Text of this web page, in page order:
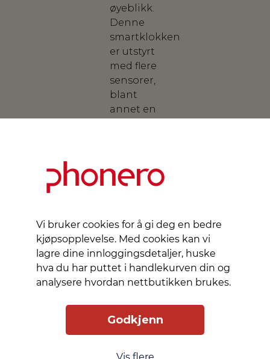
Vi bruker cookies for å gi deg en bedre
kjøpsopplevelse. Med cookies kan vi
lagre dine innloggingsdetaljer, huske
hva du har puttet i handlekurven din og
analysere hvordan nettbutikken brukes.
Godkjenn
øyeblikk.
Denne
smartklokken
er utstyrt
med flere
sensorer,
blant
annet en
og sporer
ulike
som den
gir
veiledning
i sanntid
for
søvninnsikt
forbedre